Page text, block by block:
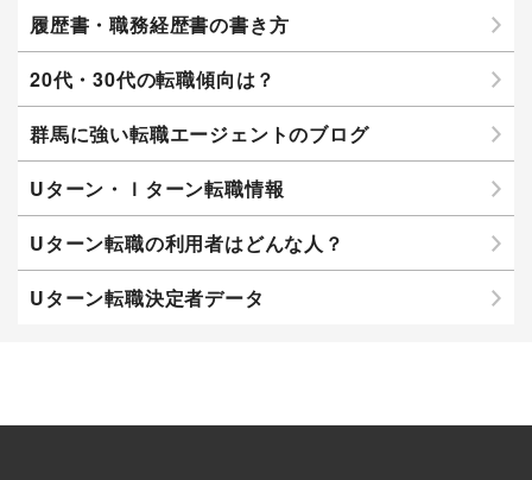
履歴書・職務経歴書の書き方
20代・30代の転職傾向は？
群馬に強い転職エージェントのブログ
Uターン・Ｉターン転職情報
Uターン転職の利用者はどんな人？
Uターン転職決定者データ